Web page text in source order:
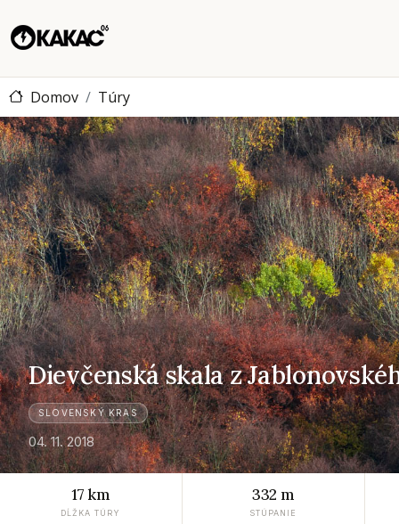
Domov Túry
Dievčenská skala z
Dievčenská skala z
SLOVENSKÝ KRAS
04. 11. 2018
17 km
DĹŽKA TÚRY
332 m
STÚPANIE